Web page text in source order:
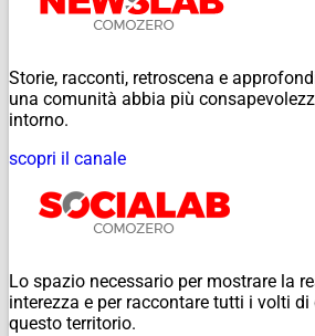
Storie, racconti, retroscena e
una comunità abbia più
intorno.
scopri il canale
Lo spazio necessario per mostrare la
interezza e per raccontare tutti i volti
questo territorio.